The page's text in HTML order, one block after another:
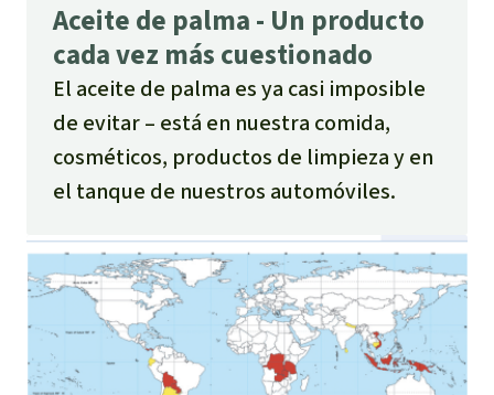
Aceite de palma - Un producto
cada vez más cuestionado
El aceite de palma es ya casi imposible
de evitar – está en nuestra comida,
cosméticos, productos de limpieza y en
el tanque de nuestros automóviles.